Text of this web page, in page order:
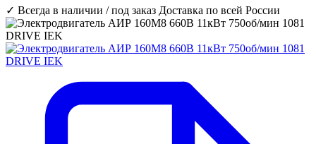
✓ Всегда в наличии / под заказ Доставка по всей России